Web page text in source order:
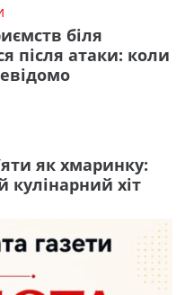
біля
після атаки: коли
як хмаринку:
кулінарний хіт